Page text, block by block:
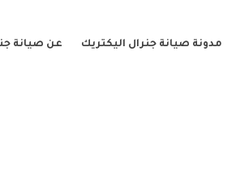
مدونة صيانة جنرال اليكتريك عن صيانة